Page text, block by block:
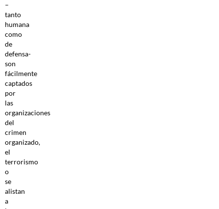
–
tanto
humana
como
de
defensa-
son
fácilmente
captados
por
las
organizaciones
del
crimen
organizado,
el
terrorismo
o
se
alistan
a